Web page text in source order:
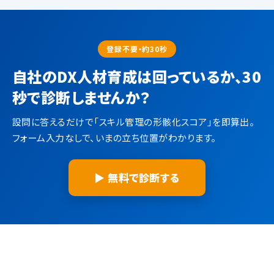
登録不要・約30秒
自社のDX人材育成は回っているか、30
秒で診断しませんか？
設問に答えるだけで「スキル管理の形骸化スコア」を即算出。
フォーム入力なしで、いまの立ち位置がわかります。
▶ 無料で診断する